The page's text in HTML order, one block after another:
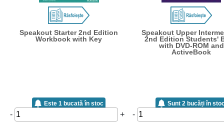
Speakout Starter 2nd Edition
Workbook with Key
Este 1 bucată în stoc
- +
Speakout Upper
2nd Edition Students'
with DVD-ROM and
ActiveBook
Sunt 2 bucăți în
-